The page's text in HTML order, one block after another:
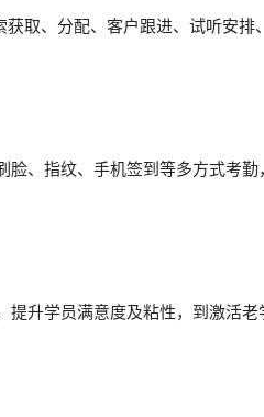
取、分配、客户跟进、试听安排
、指纹、手机签到等多方式考
升学员满意度及粘性，到激活